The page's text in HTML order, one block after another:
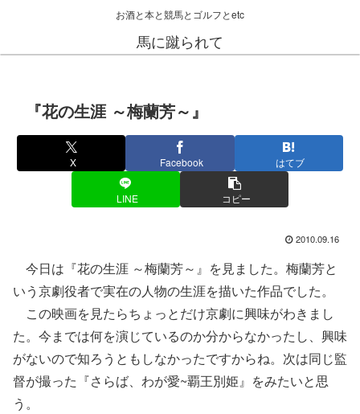
お酒と本と競馬とゴルフとetc
馬に蹴られて
『花の生涯 ～梅蘭芳～』
X Facebook はてブ
LINE コピー
2010.09.16
今日は『花の生涯 ～梅蘭芳～』を見ました。梅蘭芳と
いう京劇役者で実在の人物の生涯を描いた作品でした。
この映画を見たらちょっとだけ京劇に興味がわきまし
た。今までは何を演じているのか分からなかったし、興味
がないので知ろうともしなかったですからね。次は同じ監
督が撮った『さらば、わが愛~覇王別姫』をみたいと思
う。